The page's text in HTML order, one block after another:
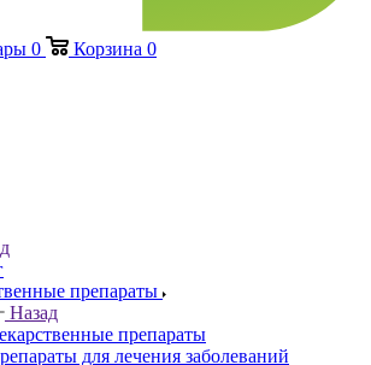
0 Корзина 0
препараты
Назад
препараты
для лечения заболеваний